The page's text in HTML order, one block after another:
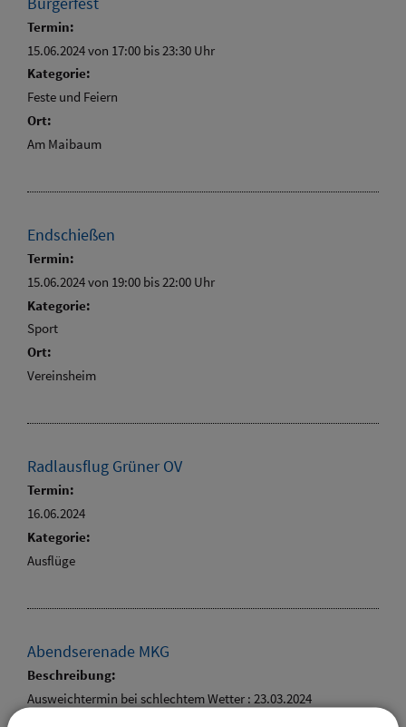
Termin:
15.06.2024 von 17:00 bis 23:30 Uhr
Kategorie:
Feste und Feiern
Ort:
Am Maibaum
Endschießen
Termin:
15.06.2024 von 19:00 bis 22:00 Uhr
Kategorie:
Sport
Ort:
Vereinsheim
Radlausflug Grüner OV
Termin:
16.06.2024
Kategorie:
Ausflüge
Abendserenade MKG
Beschreibung:
Ausweichtermin bei schlechtem Wetter : 23.03.2024